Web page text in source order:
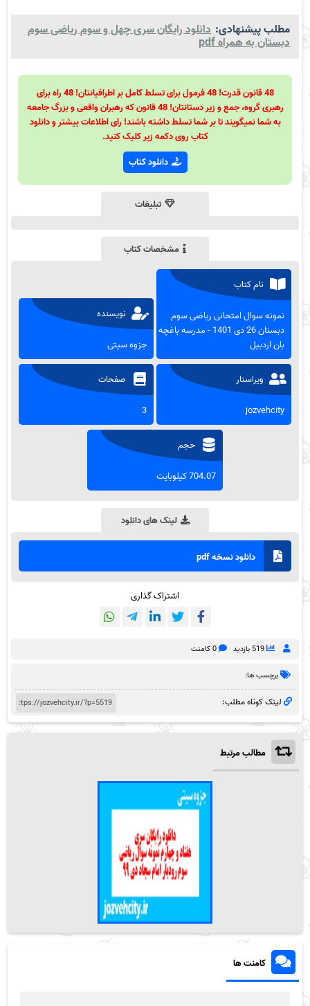
مطلب پیشنهادی: دانلود رایگان سری چهل و سوم ریاضی سوم
دبستان به همراه pdf
48 قانون قدرت! 48 فرمول برای تسلط کامل بر اطرافیانتان! 48 راه برای
رهبری گروه، جمع و زیر دستانتان! 48 قانون که رهبران واقعی و بزرگ جامعه
به شما نمیگویند تا بر شما تسلط داشته باشند! رای اطلاعات بیشتر و دانلود
کتاب روی دکمه زیر کلیک کنید.
دانلود کتاب
تبلیغات
مشخصات کتاب
نام کتاب
نمونه سوال امتحانی ریاضی سوم
دبستان 26 دی 1401 - مدرسه باغچه
بان اردبیل
نویسنده
جزوه سیتی
ویراستار
jozvehcity
صفحات
3
حجم
704.07 کیلوبایت
لینک های دانلود
دانلود نسخه pdf
اشتراک گذاری
519 بازدید 0 کامنت
برچسب ها:
لینک کوتاه مطلب:
مطالب مرتبط
کامنت ها